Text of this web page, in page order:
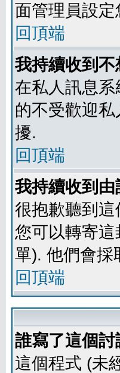
面管理員設
回頂端
我持續收到
在私人訊息
的不受歡迎
擾.
回頂端
我持續收到
很抱歉聽到
您可以轉寄
單). 他們會採
回頂端
誰寫了這個討
這個程式 (未